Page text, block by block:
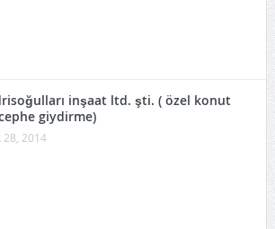
inşaat ltd. şti. ( özel konut
giydirme)
28, 2014